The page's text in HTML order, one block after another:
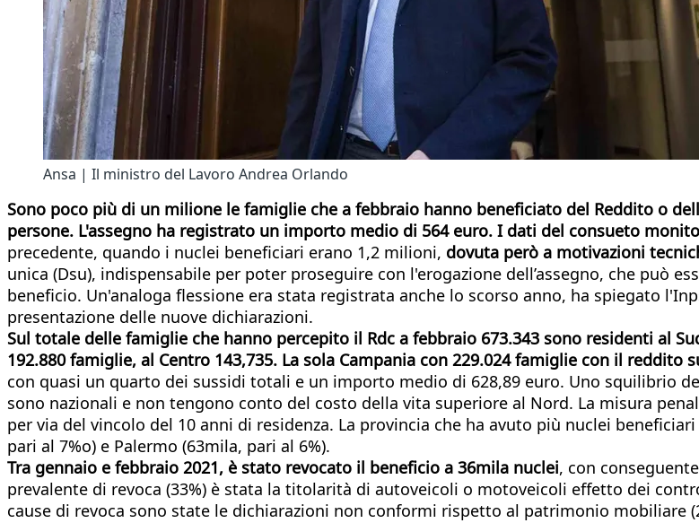
Ansa | Il ministro del Lavoro Andrea Orlando
Sono poco più di un milione le famiglie che a febbraio hanno beneficiato del Reddito o
persone. L'assegno ha registrato un importo medio di 564 euro. I dati del consueto
precedente, quando i nuclei beneficiari erano 1,2 milioni, dovuta però a motivazioni
unica (Dsu), indispensabile per poter proseguire con l'erogazione dell’assegno, che può
beneficio. Un'analoga flessione era stata registrata anche lo scorso anno, ha spiegato
presentazione delle nuove dichiarazioni.
Sul totale delle famiglie che hanno percepito il Rdc a febbraio 673.343 sono residenti al
192.880 famiglie, al Centro 143,735. La sola Campania con 229.024 famiglie con il
con quasi un quarto dei sussidi totali e un importo medio di 628,89 euro. Uno squilibrio
sono nazionali e non tengono conto del costo della vita superiore al Nord. La misura
per via del vincolo del 10 anni di residenza. La provincia che ha avuto più nuclei
pari al 7%o) e Palermo (63mila, pari al 6%).
Tra gennaio e febbraio 2021, è stato revocato il beneficio a 36mila nuclei, con
prevalente di revoca (33%) è stata la titolarità di autoveicoli o motoveicoli effetto dei
cause di revoca sono state le dichiarazioni non conformi rispetto al patrimonio mobiliare